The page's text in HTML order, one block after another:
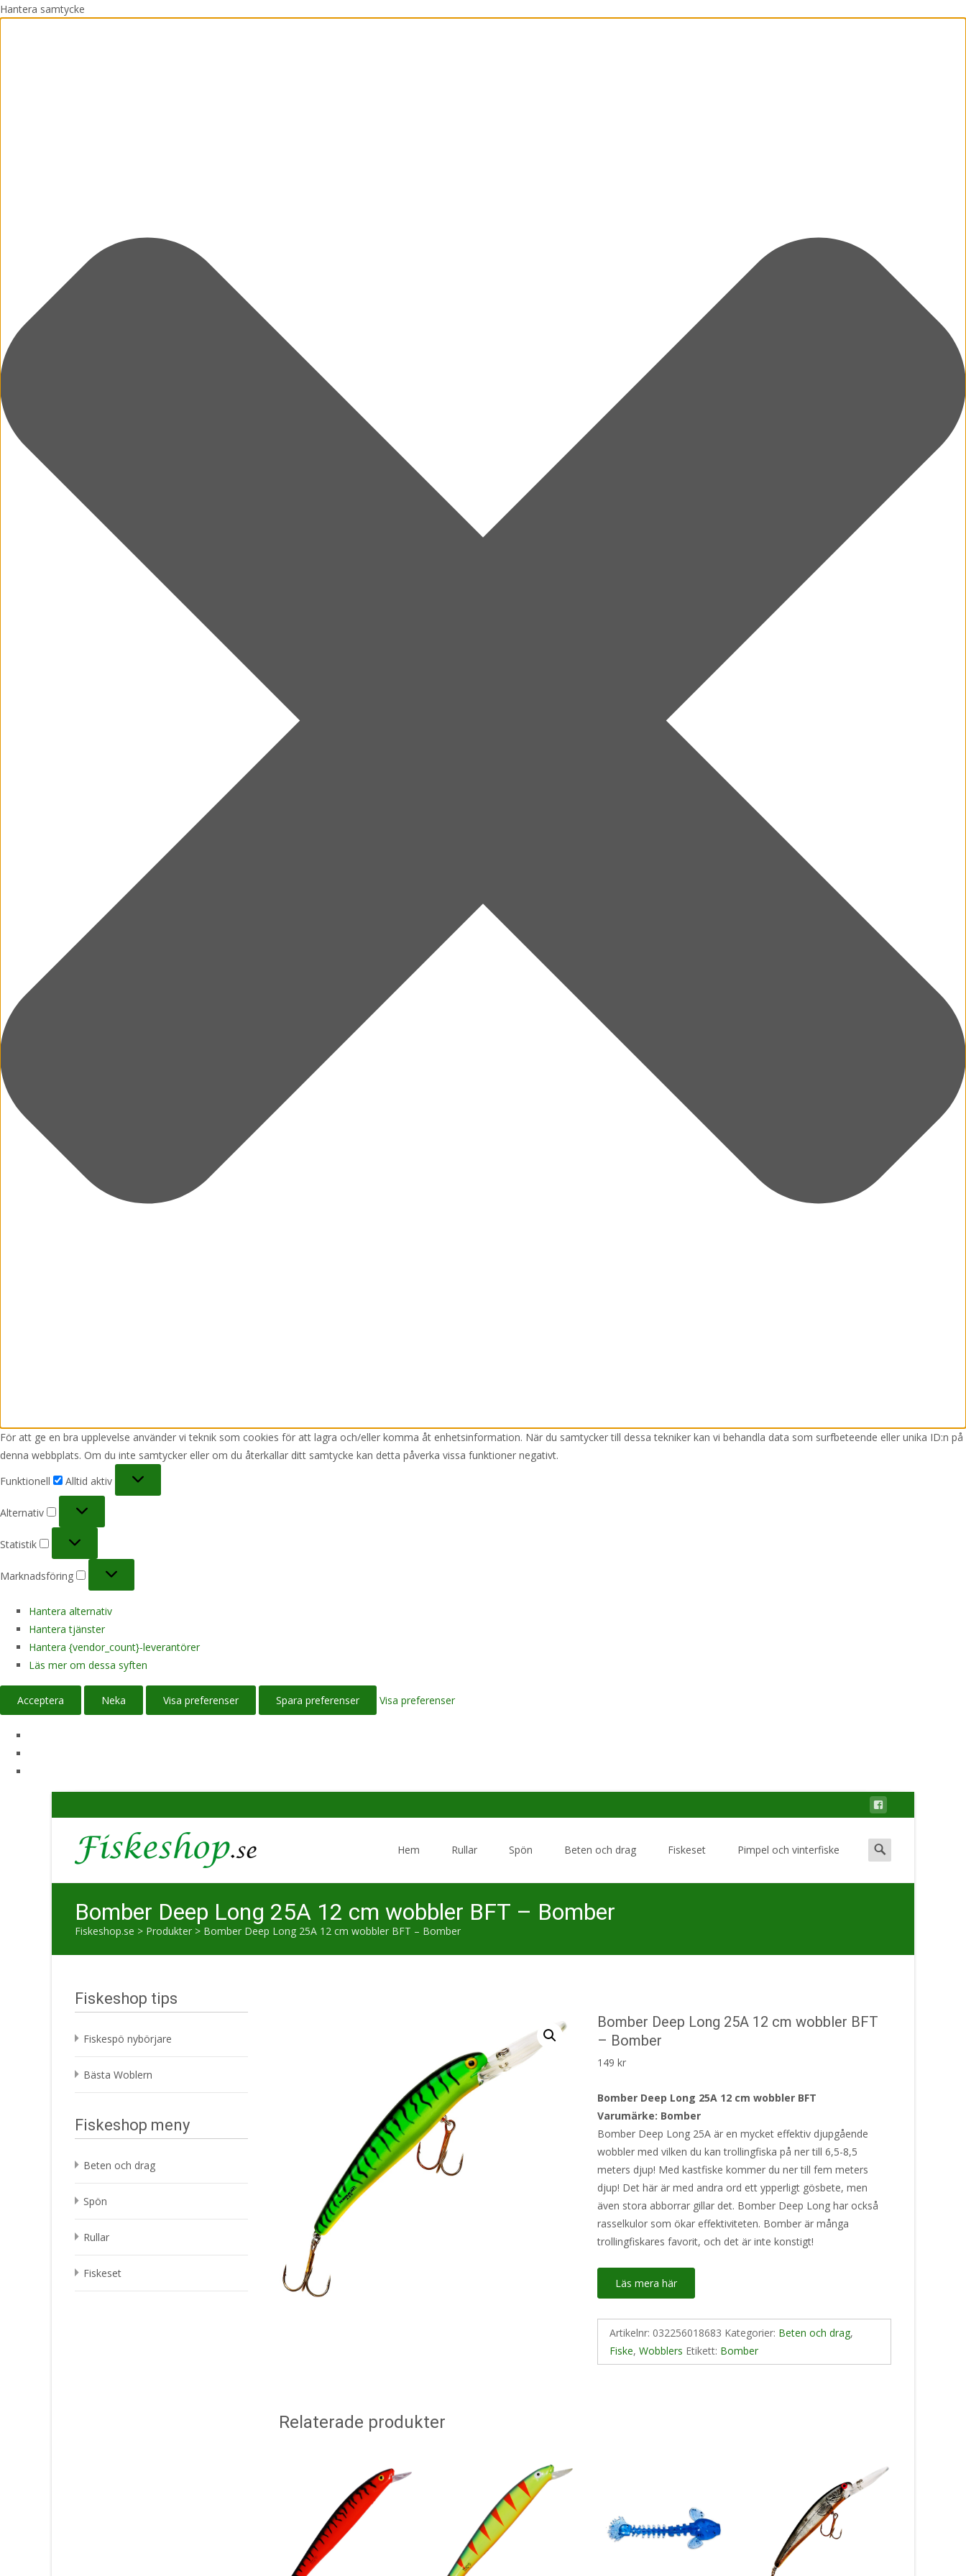
Hantera samtycke
För att ge en bra upplevelse använder vi teknik som cookies för att lagra och/eller komma åt enhetsinformation. När du samtycker till dessa tekniker kan vi behandla data som surfbeteende eller unika ID:n på
denna webbplats. Om du inte samtycker eller om du återkallar ditt samtycke kan detta påverka vissa funktioner negativt.
Funktionell
Alltid aktiv
Alternativ
Statistik
Marknadsföring
Hantera alternativ
Hantera tjänster
Hantera {vendor_count}-leverantörer
Läs mer om dessa syften
Acceptera Neka Visa preferenser Spara preferenser Visa preferenser
Hem Rullar Spön Beten och drag Fiskeset Pimpel och vinterfiske
Search
for:
Bomber Deep Long 25A 12 cm wobbler BFT – Bomber
Fiskeshop.se > Produkter > Bomber Deep Long 25A 12 cm wobbler BFT – Bomber
Bomber Deep Long 25A 12 cm wobbler BFT
– Bomber
149kr
Bomber Deep Long 25A 12 cm wobbler BFT
Varumärke: Bomber
Bomber Deep Long 25A är en mycket effektiv djupgående
wobbler med vilken du kan trollingfiska på ner till 6,5-8,5
meters djup! Med kastfiske kommer du ner till fem meters
djup! Det här är med andra ord ett ypperligt gösbete, men
även stora abborrar gillar det. Bomber Deep Long har också
rasselkulor som ökar effektiviteten. Bomber är många
trollingfiskares favorit, och det är inte konstigt!
Läs mera här
Artikelnr: 032256018683 Kategorier: Beten och drag,
Fiske,Wobblers Etikett: Bomber
Relaterade produkter
Fiskeshop tips
Fiskespö nybörjare
Bästa Woblern
Fiskeshop meny
Beten och drag
Spön
Rullar
Fiskeset